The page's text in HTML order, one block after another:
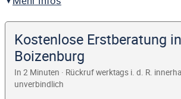
Kostenlose Erstberatung in
Boizenburg
In 2 Minuten · Rückruf werktags i. d. R.
unverbindlich